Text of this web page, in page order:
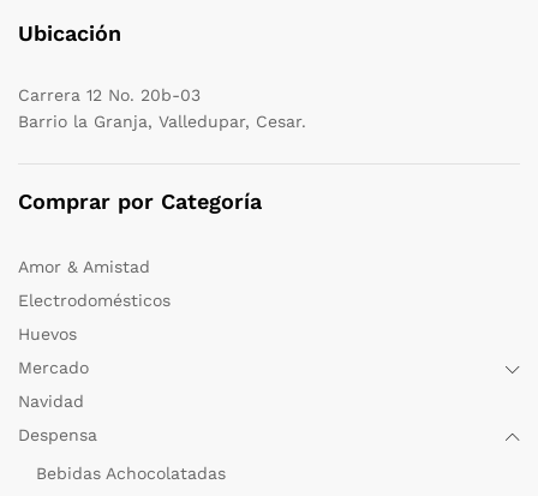
Ubicación
Carrera 12 No. 20b-03
Barrio la Granja, Valledupar, Cesar.
Comprar por Categoría
Amor & Amistad
Electrodomésticos
Huevos
Mercado
Navidad
Despensa
Bebidas Achocolatadas